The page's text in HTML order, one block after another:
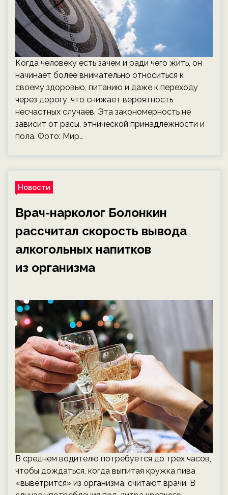
Когда человеку есть зачем и ради чего жить, он
начинает более внимательно относиться к
своему здоровью, питанию и даже к переходу
через дорогу, что снижает вероятность
несчастных случаев. Эта закономерность не
зависит от расы, этнической принадлежности и
пола. Фото: Мир…
Новости
Врач-нарколог Болонкин
рассчитал скорость вывода
алкогольных напитков
из организма
В среднем водителю потребуется до трех часов,
чтобы дождаться, когда выпитая кружка пива
«выветрится» из организма, считают врачи. В